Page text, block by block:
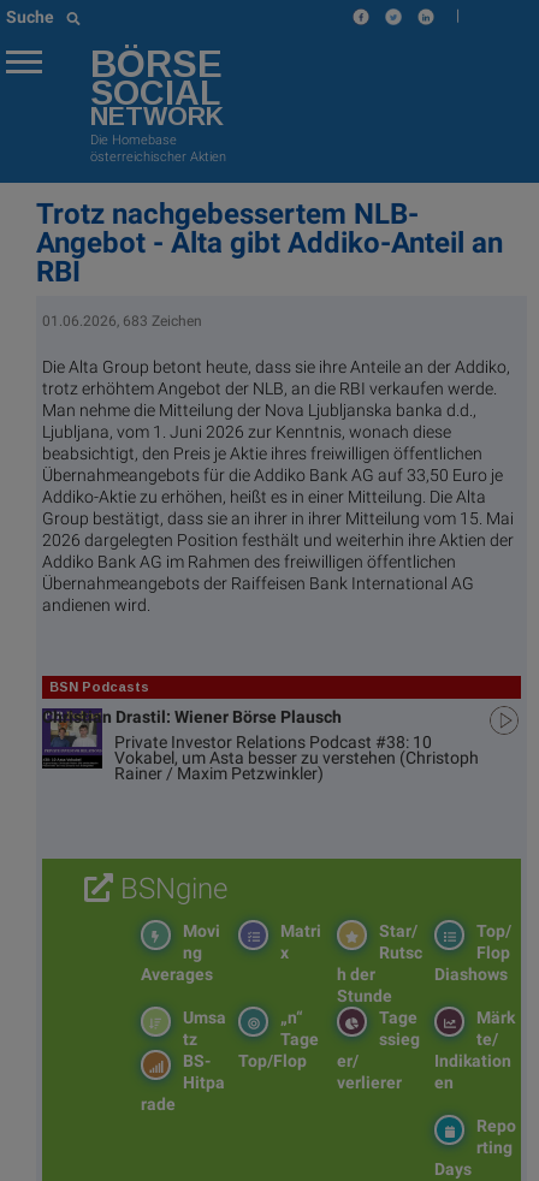
Suche |
BÖRSE
SOCIAL
NETWORK
Die Homebase
österreichischer Aktien
Trotz nachgebessertem NLB-
Angebot - Alta gibt Addiko-Anteil an
RBI
01.06.2026, 683 Zeichen
Die Alta Group betont heute, dass sie ihre Anteile an der Addiko,
trotz erhöhtem Angebot der NLB, an die RBI verkaufen werde.
Man nehme die Mitteilung der Nova Ljubljanska banka d.d.,
Ljubljana, vom 1. Juni 2026 zur Kenntnis, wonach diese
beabsichtigt, den Preis je Aktie ihres freiwilligen öffentlichen
Übernahmeangebots für die Addiko Bank AG auf 33,50 Euro je
Addiko-Aktie zu erhöhen, heißt es in einer Mitteilung. Die Alta
Group bestätigt, dass sie an ihrer in ihrer Mitteilung vom 15. Mai
2026 dargelegten Position festhält und weiterhin ihre Aktien der
Addiko Bank AG im Rahmen des freiwilligen öffentlichen
Übernahmeangebots der Raiffeisen Bank International AG
andienen wird.
BSN Podcasts
Christian Drastil: Wiener Börse Plausch
Private Investor Relations Podcast #38: 10
Vokabel, um Asta besser zu verstehen (Christoph
Rainer / Maxim Petzwinkler)
BSNgine
Top/
Flop
Diashows
Star/
Rutsc
h der
Stunde
Matri
x
Movi
ng
Averages
Märk
te/
Indikation
en
Tage
ssieg
er/
verlierer
„n“
Tage
Top/Flop
Umsa
tz
BS-
Hitpa
rade
Repo
rting
Days